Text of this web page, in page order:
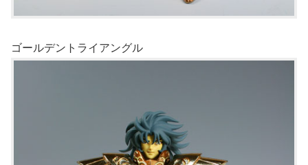
ゴールデントライアングル